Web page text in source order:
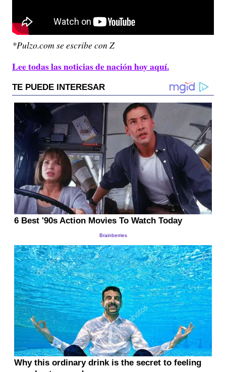
*Pulzo.com se escribe con Z
Lee todas las noticias de nación hoy aquí.